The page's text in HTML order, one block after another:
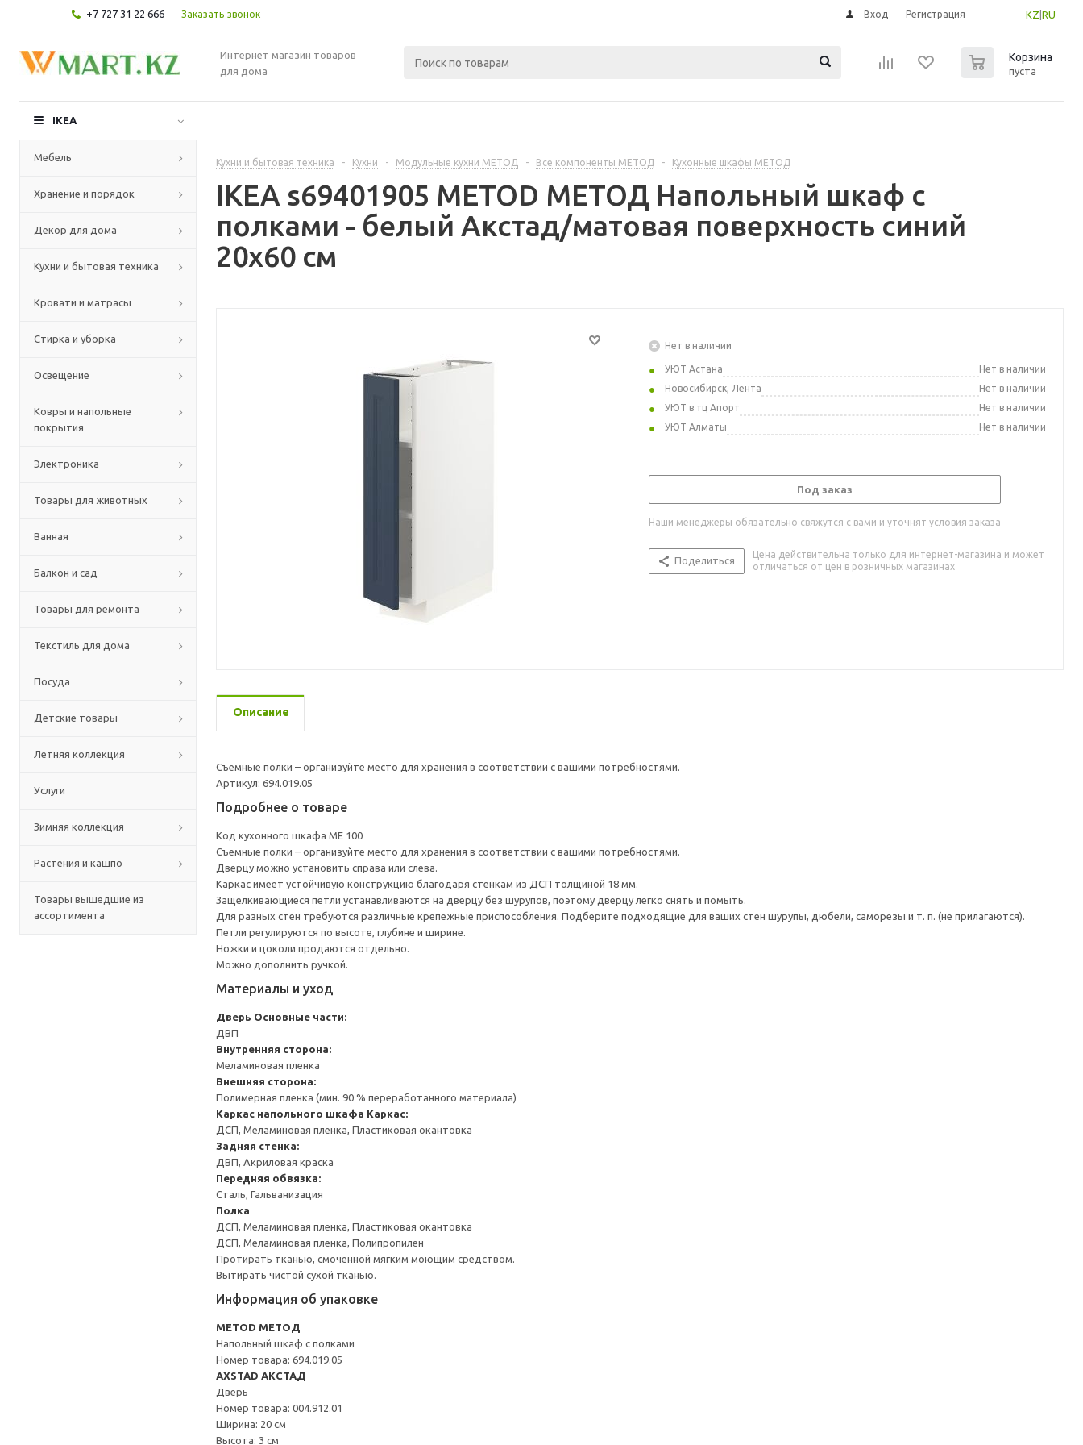
+7 727 31 22 666 Заказать звонок KZ RU
Вход Регистрация
Интернет магазин товаров
для дома
Корзина
пуста
IKEA
Мебель
Хранение и порядок
Декор для дома
Кухни и бытовая техника
Кровати и матрасы
Стирка и уборка
Освещение
Ковры и напольные
покрытия
Электроника
Товары для животных
Ванная
Балкон и сад
Товары для ремонта
Текстиль для дома
Посуда
Детские товары
Летняя коллекция
Услуги
Зимняя коллекция
Растения и кашпо
Товары вышедшие из
ассортимента
Кухни и бытовая техника - Кухни - Модульные кухни МЕТОД - Все компоненты МЕТОД - Кухонные шкафы МЕТОД
IKEA s69401905 METOD МЕТОД Напольный шкаф с
полками - белый Акстад/матовая поверхность синий
20x60 см
Нет в наличии
УЮТ Астана
Нет в наличии
Новосибирск, Лента
Нет в наличии
УЮТ в тц Апорт
Нет в наличии
УЮТ Алматы
Нет в наличии
Под заказ
Наши менеджеры обязательно свяжутся с вами и уточнят условия заказа
Поделиться
Цена действительна только для интернет-магазина и может
отличаться от цен в розничных магазинах
Описание
Съемные полки – организуйте место для хранения в соответствии с вашими потребностями.
Артикул: 694.019.05
Подробнее о товаре
Код кухонного шкафа ME 100
Съемные полки – организуйте место для хранения в соответствии с вашими потребностями.
Дверцу можно установить справа или слева.
Каркас имеет устойчивую конструкцию благодаря стенкам из ДСП толщиной 18 мм.
Защелкивающиеся петли устанавливаются на дверцу без шурупов, поэтому дверцу легко снять и помыть.
Для разных стен требуются различные крепежные приспособления. Подберите подходящие для ваших стен шурупы, дюбели, саморезы и т. п. (не прилагаются).
Петли регулируются по высоте, глубине и ширине.
Ножки и цоколи продаются отдельно.
Можно дополнить ручкой.
Материалы и уход
Дверь Основные части:
ДВП
Внутренняя сторона:
Меламиновая пленка
Внешняя сторона:
Полимерная пленка (мин. 90 % переработанного материала)
Каркас напольного шкафа Каркас:
ДСП, Меламиновая пленка, Пластиковая окантовка
Задняя стенка:
ДВП, Акриловая краска
Передняя обвязка:
Сталь, Гальванизация
Полка
ДСП, Меламиновая пленка, Пластиковая окантовка
ДСП, Меламиновая пленка, Полипропилен
Протирать тканью, смоченной мягким моющим средством.
Вытирать чистой сухой тканью.
Информация об упаковке
METOD МЕТОД
Напольный шкаф с полками
Номер товара: 694.019.05
AXSTAD АКСТАД
Дверь
Номер товара: 004.912.01
Ширина: 20 см
Высота: 3 см